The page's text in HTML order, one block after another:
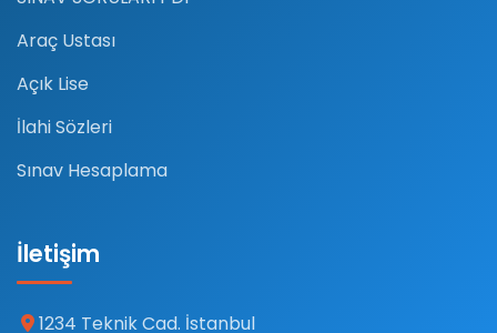
Araç Ustası
Açık Lise
İlahi Sözleri
Sınav Hesaplama
İletişim
1234 Teknik Cad. İstanbul